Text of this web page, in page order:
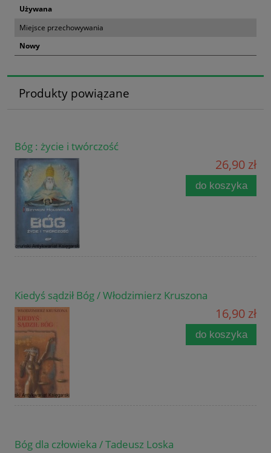
Używana
Miejsce przechowywania
Nowy
Produkty powiązane
Bóg : życie i twórczość
26,90 zł
do koszyka
Kiedyś sądził Bóg / Włodzimierz Kruszona
16,90 zł
do koszyka
Bóg dla człowieka / Tadeusz Loska